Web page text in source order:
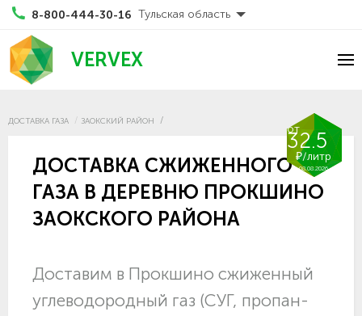
8-800-444-30-16 Тульская область
VERVEX
ДОСТАВКА ГАЗА ЗАОКСКИЙ РАЙОН
от
32.5
₽/литр
08.08.2026
ДОСТАВКА СЖИЖЕННОГО
ГАЗА В ДЕРЕВНЮ ПРОКШИНО
ЗАОКСКОГО РАЙОНА
Доставим в Прокшино сжиженный
углеводородный газ (СУГ, пропан-